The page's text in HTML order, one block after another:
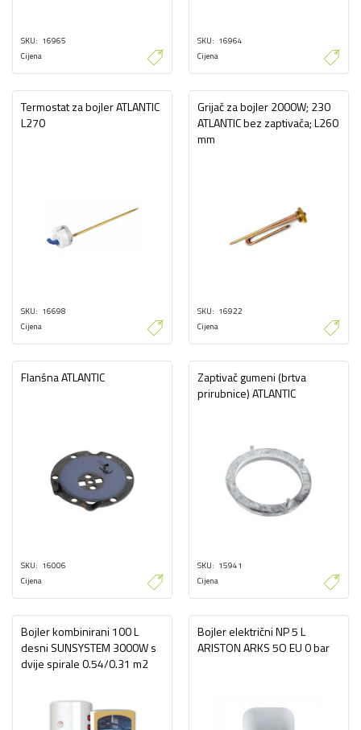
SKU
16965
Cijena
SKU
16964
Cijena
Termostat za bojler ATLANTIC
L270
SKU
16698
Cijena
Grijač za bojler 2000W; 230
ATLANTIC bez zaptivača; L260
mm
SKU
16922
Cijena
Flanšna ATLANTIC
SKU
16006
Cijena
Zaptivač gumeni (brtva
prirubnice) ATLANTIC
SKU
15941
Cijena
Bojler kombinirani 100 L
desni SUNSYSTEM 3000W s
dvije spirale 0.54/0.31 m2
Bojler električni NP 5 L
ARISTON ARKS 5O EU 0 bar